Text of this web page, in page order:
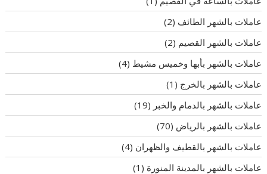
عاملات بالشهر الطائف (2)
عاملات بالشهر القصيم (2)
عاملات بالشهر بأبها وخميس مشيط (4)
عاملات بالشهر بالخرج (1)
عاملات بالشهر بالدمام والخبر (19)
عاملات بالشهر بالرياض (70)
عاملات بالشهر بالقطيف والظهران (4)
عاملات بالشهر بالمدينة المنورة (1)